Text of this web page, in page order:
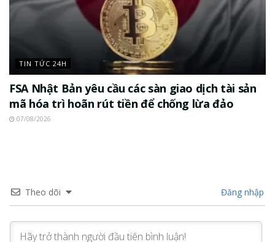
TIN TỨC 24H
FSA Nhật Bản yêu cầu các sàn giao dịch tài sản
mã hóa trì hoãn rút tiền để chống lừa đảo
07/08/2026
Theo dõi Đăng nhập